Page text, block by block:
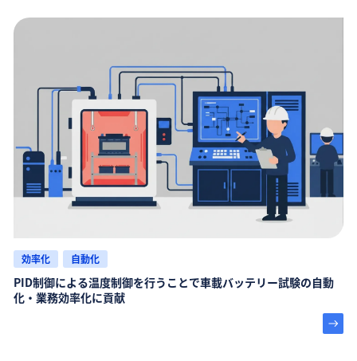
効率化 自動化
PID制御による温度制御を行うことで車載バッテリー試験の自動
化・業務効率化に貢献